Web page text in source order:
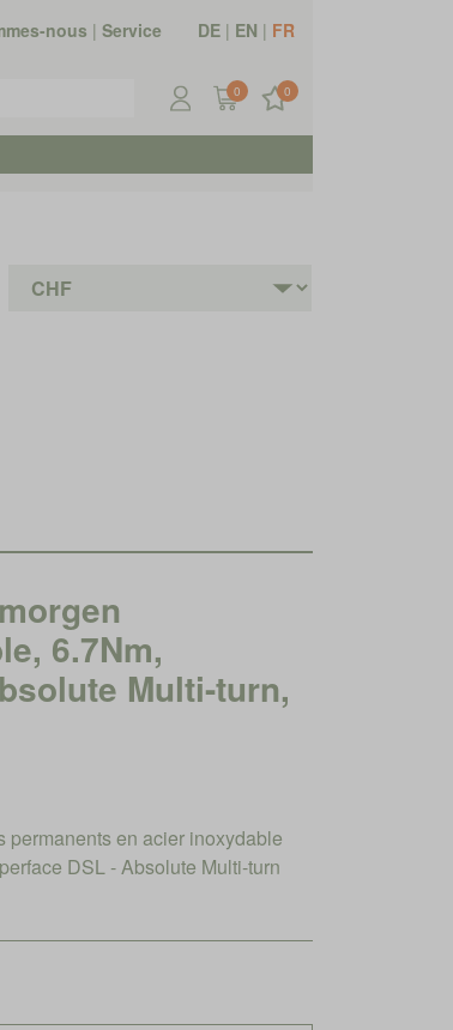
nous | Service DE | EN | FR
0 0
6.7Nm,
Multi-turn,
permanents en acier inoxydable
DSL - Absolute Multi-turn